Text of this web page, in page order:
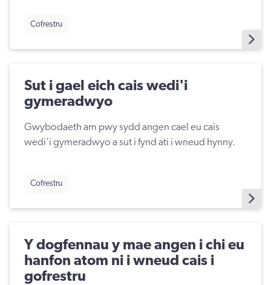
Cofrestru
Sut i gael eich cais wedi'i
gymeradwyo
Gwybodaeth am pwy sydd angen cael eu cais
wedi'i gymeradwyo a sut i fynd ati i wneud hynny.
Cofrestru
Y dogfennau y mae angen i chi eu
hanfon atom ni i wneud cais i
gofrestru